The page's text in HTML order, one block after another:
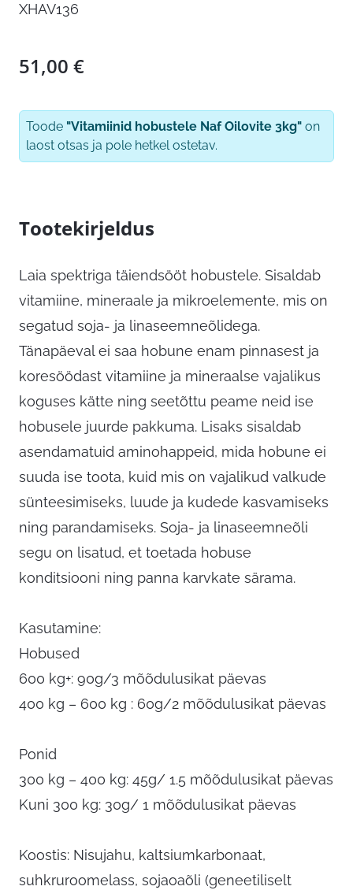
XHAV136
51,00 €
Toode "Vitamiinid hobustele Naf Oilovite 3kg" on
laost otsas ja pole hetkel ostetav.
Tootekirjeldus
Laia spektriga täiendsööt hobustele. Sisaldab
vitamiine, mineraale ja mikroelemente, mis on
segatud soja- ja linaseemneõlidega.
Tänapäeval ei saa hobune enam pinnasest ja
koresöödast vitamiine ja mineraalse vajalikus
koguses kätte ning seetõttu peame neid ise
hobusele juurde pakkuma. Lisaks sisaldab
asendamatuid aminohappeid, mida hobune ei
suuda ise toota, kuid mis on vajalikud valkude
sünteesimiseks, luude ja kudede kasvamiseks
ning parandamiseks. Soja- ja linaseemneõli
segu on lisatud, et toetada hobuse
konditsiooni ning panna karvkate särama.
Kasutamine:
Hobused
600 kg+: 90g/3 mõõdulusikat päevas
400 kg – 600 kg : 60g/2 mõõdulusikat päevas
Ponid
300 kg – 400 kg: 45g/ 1.5 mõõdulusikat päevas
Kuni 300 kg: 30g/ 1 mõõdulusikat päevas
Koostis: Nisujahu, kaltsiumkarbonaat,
suhkruroomelass, sojaoaõli (geneetiliselt